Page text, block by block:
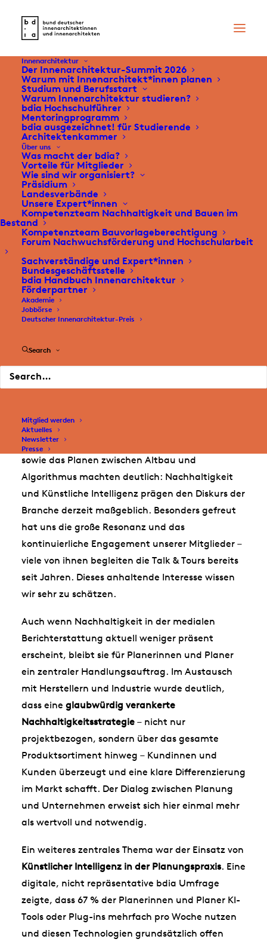
Innenarchitektur
Der Innenarchitektur-Summit 2026
Warum mit Innenarchitekt*innen planen
Studium und Berufsstart
Warum Innenarchitektur studieren?
bdia Hochschulführer
Mentoringprogramm
bdia ausgezeichnet! für Studierende
Architektenkammer
Über uns
Was macht der bdia?
Vorteile für Mitglieder
Wie sind wir organisiert?
Präsidium
Landesverbände
Unsere Expert*innen
Kompetenzteam Nachhaltigkeit und Bauen im
Bestand
Kompetenzteam Bauvorlageberechtigung
Forum Nachwuchsförderung und Hochschularbeit
Sachverständige und Expert*innen
Bundesgeschäftsstelle
bdia Handbuch Innenarchitektur
Förderpartner
Akademie
Jobbörse
Deutscher Innenarchitektur-Preis
Search
Mitglied werden
Aktuelles
Newsletter
Presse
Lead the Change! Der
bdia auf der
Heimtextil 2026
29. Januar 2026
Talk & Tours auf der Heimtextil 2026
Mit viel Schwung und Rückenwind startete der
bdia ins neue Jahr: In der zweiten Januarwoche
veranstalteten wir auf der Heimtextil 2026 in
Frankfurt am Main dreiTalk & Tour-Rundgänge
change!“.
Im Fokus der Gespräche standen
wie rückbaubare Innenräume, die
Transformation von Arbeits- und Teeküchen
sowie das Planen zwischen Altbau und
Algorithmus machten deutlich: Nachhaltigkeit
und Künstliche Intelligenz prägen den Diskurs der
Branche derzeit maßgeblich. Besonders gefreut
hat uns die große Resonanz und das
kontinuierliche Engagement unserer Mitglieder –
viele von ihnen begleiten die Talk & Tours bereits
seit Jahren. Dieses anhaltende Interesse wissen
wir sehr zu schätzen.
Auch wenn Nachhaltigkeit in der medialen
Berichterstattung aktuell weniger präsent
erscheint, bleibt sie für Planerinnen und Planer
ein zentraler Handlungsauftrag. Im Austausch
mit Herstellern und Industrie wurde deutlich,
dass eine glaubwürdig verankerte
Nachhaltigkeitsstrategie – nicht nur
projektbezogen, sondern über das gesamte
Produktsortiment hinweg – Kundinnen und
Kunden überzeugt und eine klare Differenzierung
im Markt schafft. Der Dialog zwischen Planung
und Unternehmen erweist sich hier einmal mehr
als wertvoll und notwendig.
Ein weiteres zentrales Thema war der Einsatz von
Künstlicher Intelligenz in der Planungspraxis. Eine
digitale, nicht repräsentative bdia Umfrage
zeigte, dass 67 % der Planerinnen und Planer KI-
Tools oder Plug-ins mehrfach pro Woche nutzen
und diesen Technologien grundsätzlich offen